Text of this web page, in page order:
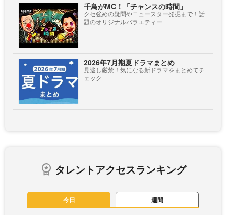
千鳥がMC！「チャンスの時間」
クセ強めの疑問やニュースター発掘まで！話
題のオリジナルバラエティー
2026年7月期夏ドラマまとめ
見逃し厳禁！気になる新ドラマをまとめてチ
ェック
タレントアクセスランキング
今日 週間